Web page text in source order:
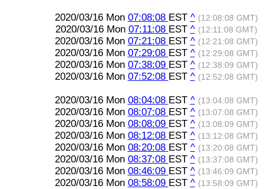
2020/03/16 Mon 07:08:08 EST ^ (12:08:08 GMT)
2020/03/16 Mon 07:11:08 EST ^ (12:11:08 GMT)
2020/03/16 Mon 07:21:08 EST ^ (12:21:08 GMT)
2020/03/16 Mon 07:29:08 EST ^ (12:29:08 GMT)
2020/03/16 Mon 07:38:09 EST ^ (12:38:09 GMT)
2020/03/16 Mon 07:52:08 EST ^ (12:52:08 GMT)
2020/03/16 Mon 08:04:08 EST ^ (13:04:08 GMT)
2020/03/16 Mon 08:07:08 EST ^ (13:07:08 GMT)
2020/03/16 Mon 08:08:09 EST ^ (13:08:09 GMT)
2020/03/16 Mon 08:12:08 EST ^ (13:12:08 GMT)
2020/03/16 Mon 08:20:08 EST ^ (13:20:08 GMT)
2020/03/16 Mon 08:37:08 EST ^ (13:37:08 GMT)
2020/03/16 Mon 08:46:09 EST ^ (13:46:09 GMT)
2020/03/16 Mon 08:58:09 EST ^ (13:58:09 GMT)